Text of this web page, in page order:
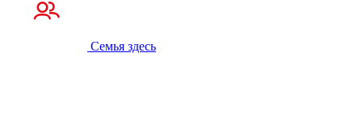
Семья здесь